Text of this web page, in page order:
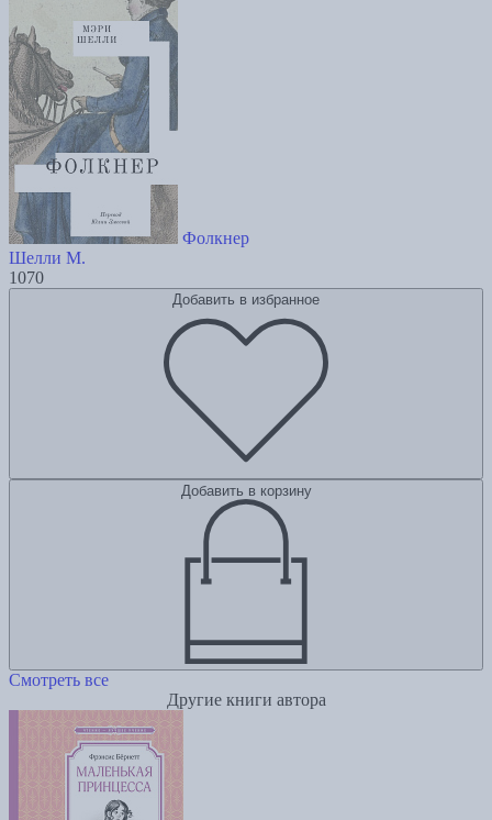
Фолкнер
Шелли М.
1070
Добавить в избранное
Добавить в корзину
Смотреть все
Другие книги автора